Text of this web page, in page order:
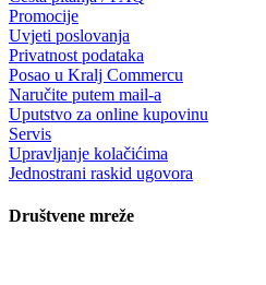
Promocije
Uvjeti poslovanja
Privatnost podataka
Posao u Kralj Commercu
Naručite putem mail-a
Uputstvo za online kupovinu
Servis
Upravljanje kolačićima
Jednostrani raskid ugovora
Društvene mreže